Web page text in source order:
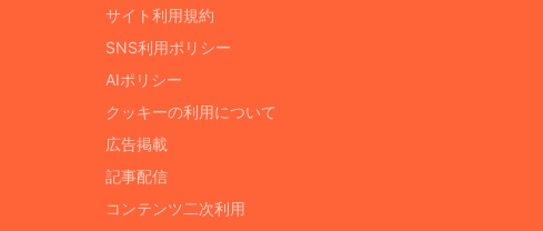
サイト利用規約
SNS利用ポリシー
AIポリシー
クッキーの利用について
広告掲載
記事配信
コンテンツ二次利用